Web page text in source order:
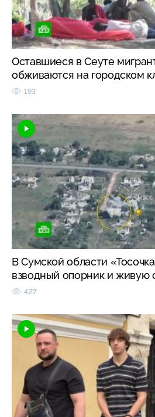
Оставшиеся в Сеуте
обживаются на городском
193
В Сумской области
взводный опорник и живую
427